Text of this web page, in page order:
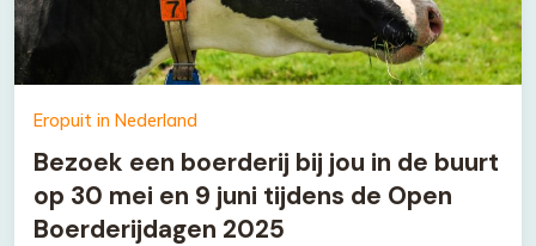
Eropuit in Nederland
Bezoek een boerderij bij jou in de buurt
op 30 mei en 9 juni tijdens de Open
Boerderijdagen 2025